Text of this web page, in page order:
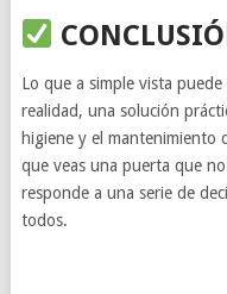
Lo que a simple vista
realidad, una solución
higiene y el mantenimiento
que veas una puerta que
responde a una serie de
todos.